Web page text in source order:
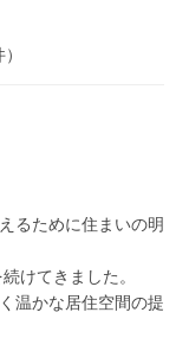
るために住まいの明
けてきました。
温かな居住空間の提